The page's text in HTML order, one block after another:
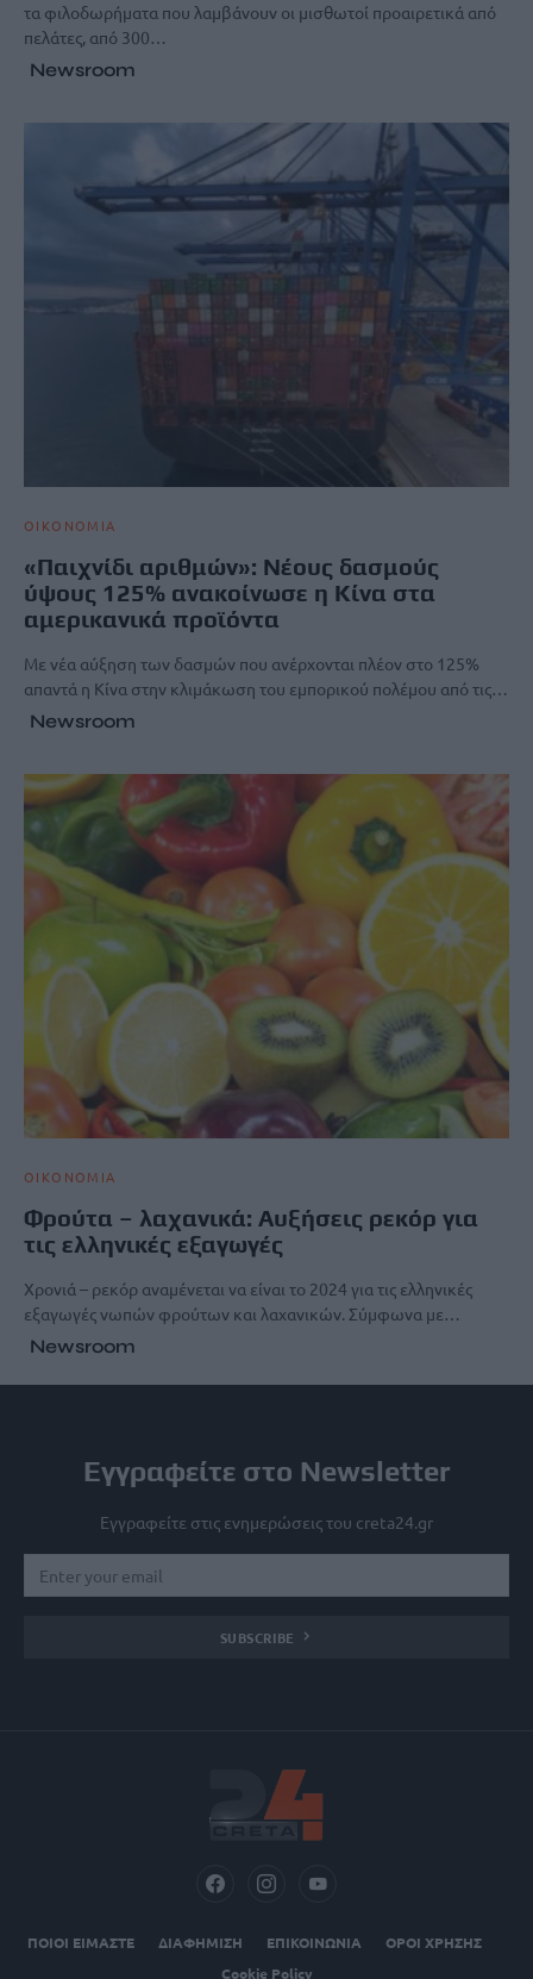
τα φιλοδωρήματα που λαμβάνουν οι μισθωτοί προαιρετικά από
πελάτες, από 300…
Newsroom
ΟΙΚΟΝΟΜΙΑ
«Παιχνίδι αριθμών»: Νέους δασμούς
ύψους 125% ανακοίνωσε η Κίνα στα
αμερικανικά προϊόντα
Με νέα αύξηση των δασμών που ανέρχονται πλέον στο 125%
απαντά η Κίνα στην κλιμάκωση του εμπορικού πολέμου από τις…
Newsroom
ΟΙΚΟΝΟΜΙΑ
Φρούτα – λαχανικά: Αυξήσεις ρεκόρ για
τις ελληνικές εξαγωγές
Χρονιά – ρεκόρ αναμένεται να είναι το 2024 για τις ελληνικές
εξαγωγές νωπών φρούτων και λαχανικών. Σύμφωνα με…
Newsroom
Εγγραφείτε στο Newsletter
Εγγραφείτε στις ενημερώσεις του creta24.gr
SUBSCRIBE
ΠΟΙΟΙ ΕΙΜΑΣΤΕ ΔΙΑΦΗΜΙΣΗ ΕΠΙΚΟΙΝΩΝΙΑ
ΟΡΟΙ ΧΡΗΣΗΣ
Cookie Policy